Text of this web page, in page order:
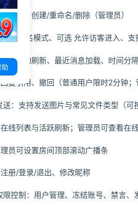
列表、创建/重命名/删除（管理员）
选 匿名模式、可选 允许访客进入、支
消息轮询刷新、最近消息加载、时间分
复引用、撤回（普通用户限时2分钟；
：支持发送图片与常见文件类型（可
线列表与活跃刷新；管理员可查看在
员可设置房间顶部滚动广播条
册/登录/退出、修改昵称
控制：用户管理、冻结账号、禁言、